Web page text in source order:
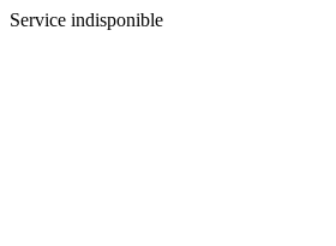
Service indisponible